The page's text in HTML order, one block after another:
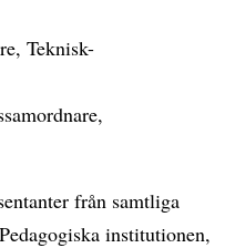
Teknisk-
från samtliga
institutionen,